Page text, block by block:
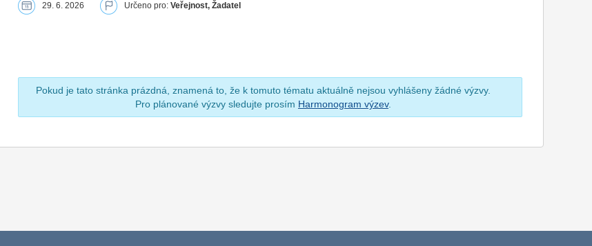
29. 6. 2026 Určeno pro:Veřejnost, Žadatel
Pokud je tato stránka prázdná, znamená to, že k tomuto tématu aktuálně nejsou vyhlášeny žádné výzvy.
Pro plánované výzvy sledujte prosím Harmonogram výzev.